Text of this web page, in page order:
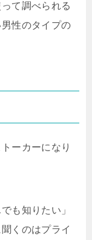
て調べられる
性のタイプの
ーカーになり
も知りたい」
くのはプライ